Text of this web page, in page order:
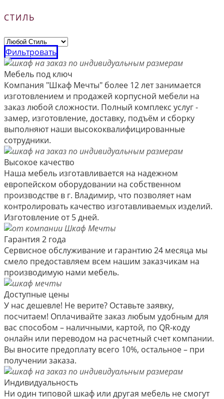
СТИЛЬ
Фильтровать
Мебель под ключ
Компания "Шкаф Мечты" более 12 лет занимается
изготовлением и продажей корпусной мебели на
заказ любой сложности. Полный комплекс услуг -
замер, изготовление, доставку, подъём и сборку
выполняют наши высококвалифицированные
сотрудники.
Высокое качество
Наша мебель изготавливается на надежном
европейском оборудовании на собственном
производстве в г. Владимир, что позволяет нам
контролировать качество изготавливаемых изделий.
Изготовление от 5 дней.
Гарантия 2 года
Сервисное обслуживание и гарантию 24 месяца мы
смело предоставляем всем нашим заказчикам на
производимую нами мебель.
Доступные цены
У нас дешевле! Не верите? Оставьте заявку,
посчитаем! Оплачивайте заказ любым удобным для
вас способом – наличными, картой, по QR-коду
онлайн или переводом на расчетный счет компании.
Вы вносите предоплату всего 10%, остальное – при
получении заказа.
Индивидуальность
Ни один типовой шкаф или другая мебель не смогут